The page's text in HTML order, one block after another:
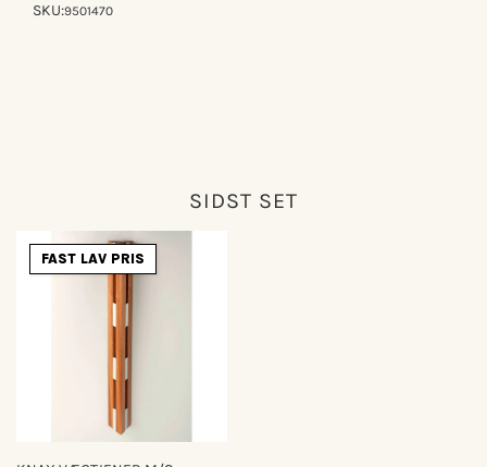
SKU:9501470
SIDST SET
FAST LAV PRIS